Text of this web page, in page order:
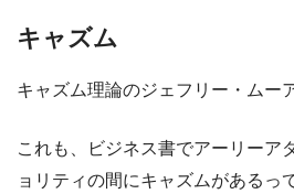
キャズム
キャズム理論のジェフリー・ムー
これも、ビジネス書でアーリーア
ョリティの間にキャズムがあるっ